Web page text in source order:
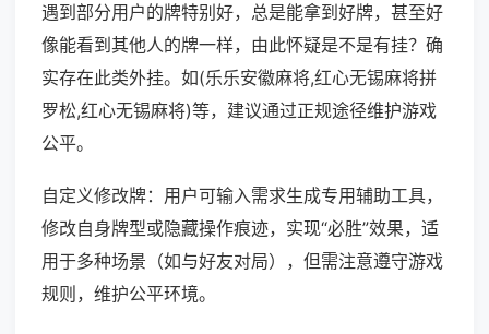
遇到部分用户的牌特别好，总是能拿到好牌，甚至好
像能看到其他人的牌一样，由此怀疑是不是有挂？确
实存在此类外挂。如(乐乐安徽麻将,红心无锡麻将拼
罗松,红心无锡麻将)等，建议通过正规途径维护游戏
公平。
自定义修改牌：用户可输入需求生成专用辅助工具，
修改自身牌型或隐藏操作痕迹，实现“必胜”效果，适
用于多种场景（如与好友对局），但需注意遵守游戏
规则，维护公平环境。